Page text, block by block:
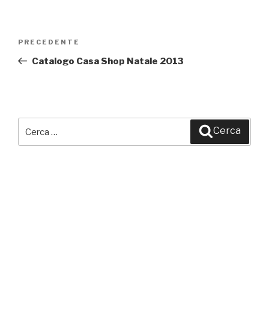
Articolo
precedente:
PRECEDENTE
Catalogo Casa Shop Natale 2013
Cerca